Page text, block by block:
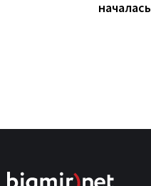
началась